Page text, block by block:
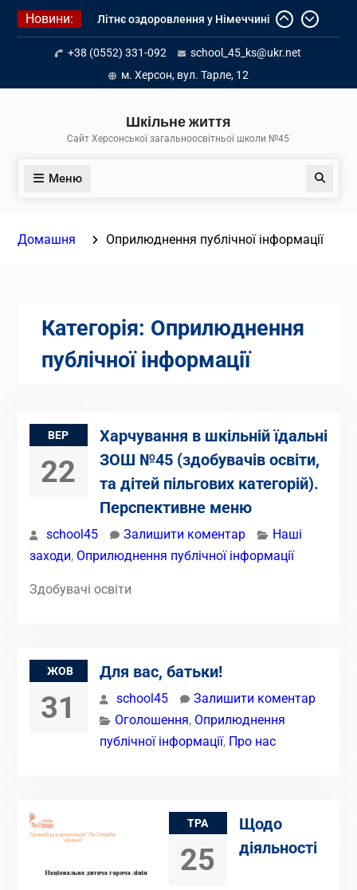
Перейти
Новини:
Літнє оздоровлення у Німеччині
Діалог з бізнесом
Інформація про вступ молоді з
тимчасово окупованих територій
до українських закладів освіти
+38 (0552) 331-092
school_45_ks@ukr.net
м. Херсон, вул. Тарле, 12
Шкільне життя
Сайт Херсонської загальноосвітньої школи №45
Меню Пошук
Домашня Оприлюднення публічної інформації
Категорія: Оприлюднення
публічної інформації
ВЕР
22
Харчування в шкільній їдальні
ЗОШ №45 (здобувачів освіти,
та дітей пільгових категорій).
Перспективне меню
school45 Залишити коментар
Наші
заходи, Оприлюднення публічної інформації
Здобувачі освіти
ЖОВ
31
Для вас, батьки!
school45
Залишити коментар
Оголошення, Оприлюднення
публічної інформації, Про нас
ТРА
25
Щодо
діяльності